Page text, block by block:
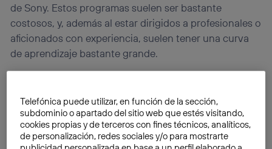
de Sony. Estos programas suelen ser bastante
costosos, y, además al estar dirigidos a profesionales o
aficionados con experiencia, suelen tener una curva
de aprendizaje bastante grande.
profesional pero no eres un experto, existen
aplicaciones que son fáciles de usar, gratuitas, o de
bajo costo. A continuación les mencionaremos
algunas de las mejores tanto para editar vídeo como
Telefónica puede utilizar, en función de la sección,
subdominio o apartado del sitio web que estés visitando,
cookies propias y de terceros con fines técnicos, analíticos,
de personalización, redes sociales y/o para mostrarte